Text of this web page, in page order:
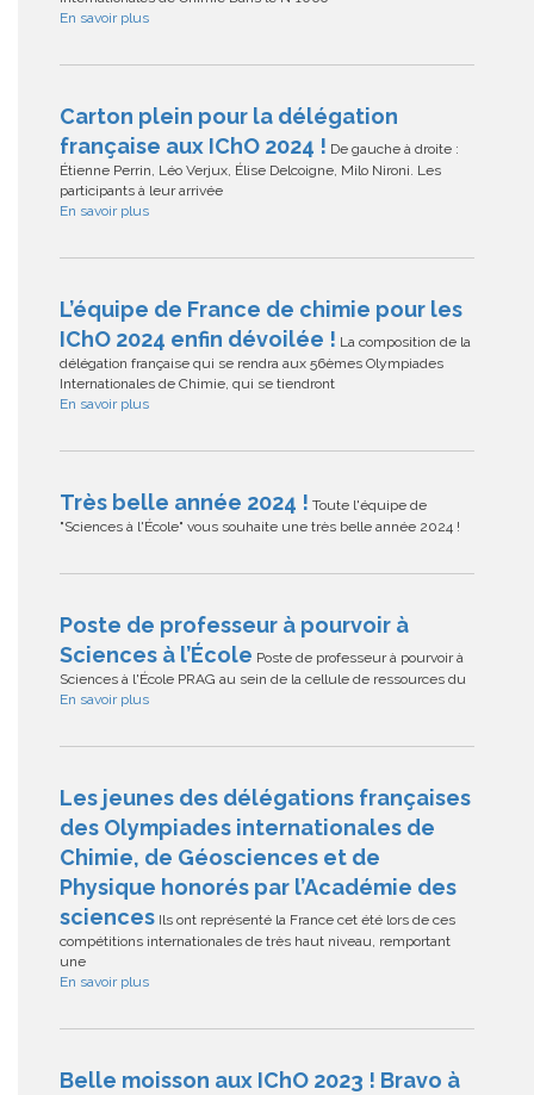
En savoir plus
Carton plein pour la délégation
française aux IChO 2024 ! De gauche à droite :
Étienne Perrin, Léo Verjux, Élise Delcoigne, Milo Nironi. Les
participants à leur arrivée
En savoir plus
L’équipe de France de chimie pour les
IChO 2024 enfin dévoilée ! La composition de la
délégation française qui se rendra aux 56èmes Olympiades
Internationales de Chimie, qui se tiendront
En savoir plus
Très belle année 2024 ! Toute l'équipe de
"Sciences à l'École" vous souhaite une très belle année 2024 !
Poste de professeur à pourvoir à
Sciences à l’École Poste de professeur à pourvoir à
Sciences à l'École PRAG au sein de la cellule de ressources du
En savoir plus
Les jeunes des délégations françaises
des Olympiades internationales de
Chimie, de Géosciences et de
Physique honorés par l’Académie des
sciences Ils ont représenté la France cet été lors de ces
compétitions internationales de très haut niveau, remportant
une
En savoir plus
Belle moisson aux IChO 2023 ! Bravo à